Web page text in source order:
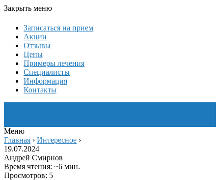
Закрыть меню
Записаться на прием
Акции
Отзывы
Цены
Примеры лечения
Специалисты
Информация
Контакты
Меню
Главная › Интересное ›
19.07.2024
Андрей Смирнов
Время чтения: ~6 мин.
Просмотров: 5